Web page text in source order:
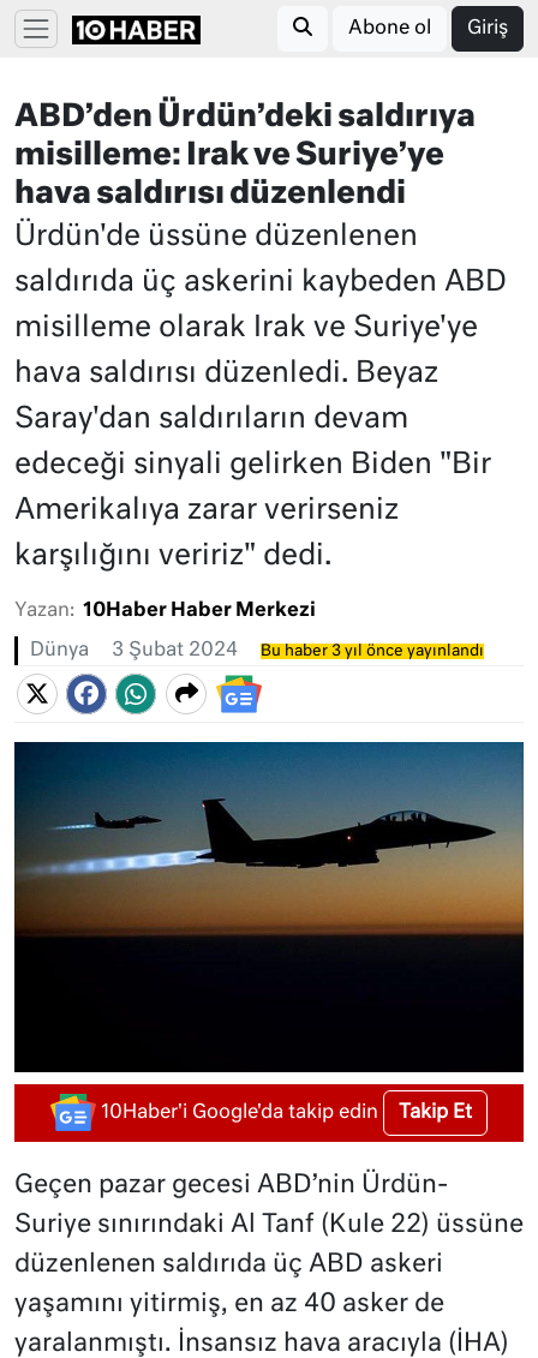
Abone ol Giriş
ABD’den Ürdün’deki saldırıya
misilleme: Irak ve Suriye’ye
hava saldırısı düzenlendi
Ürdün'de üssüne düzenlenen
saldırıda üç askerini kaybeden ABD
misilleme olarak Irak ve Suriye'ye
hava saldırısı düzenledi. Beyaz
Saray'dan saldırıların devam
edeceği sinyali gelirken Biden "Bir
Amerikalıya zarar verirseniz
karşılığını veririz" dedi.
Yazan: 10Haber Haber Merkezi
Dünya 3 Şubat 2024 Bu haber 3 yıl önce yayınlandı
10Haber'i Google'da takip edin Takip Et
Geçen pazar gecesi ABD’nin Ürdün-
Suriye sınırındaki Al Tanf (Kule 22) üssüne
düzenlenen saldırıda üç ABD askeri
yaşamını yitirmiş, en az 40 asker de
yaralanmıştı. İnsansız hava aracıyla (İHA)